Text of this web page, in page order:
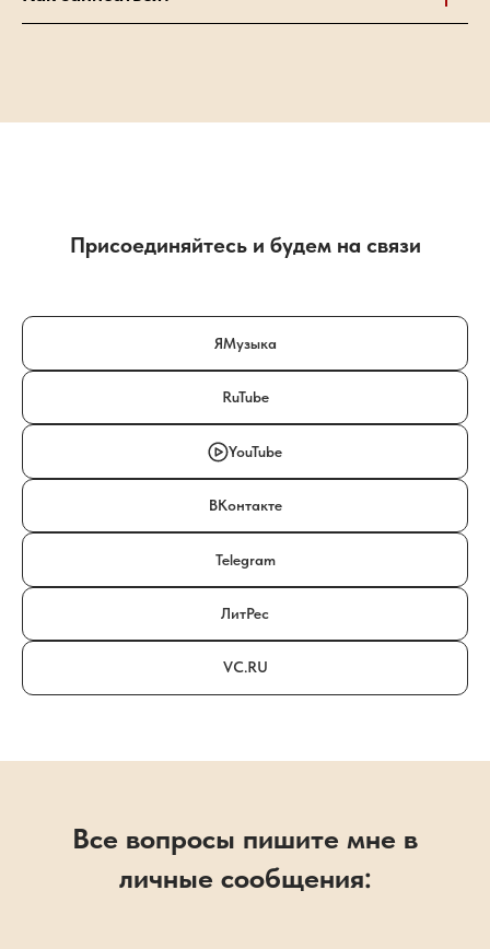
Присоединяйтесь и будем на связи
ЯМузыка
RuTube
YouTube
ВКонтакте
Telegram
ЛитРес
VC.RU
Все вопросы пишите мне в
личные сообщения: